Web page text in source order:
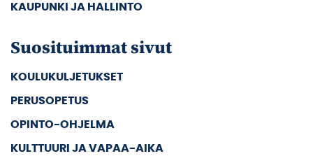
KAUPUNKI JA HALLINTO
Suosituimmat sivut
KOULUKULJETUKSET
PERUSOPETUS
OPINTO-OHJELMA
KULTTUURI JA VAPAA-AIKA